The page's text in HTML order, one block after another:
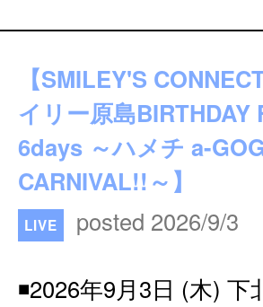
【SMILEY'S
イリー原島BIRTHDAY
6days ～ハメチ a-
CARNIVAL!!～】
LIVE posted 2026/9/3
◾️2026年9月3日 (木) 下